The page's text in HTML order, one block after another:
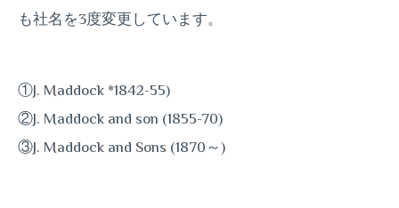
も社名を3度変更しています。
①J. Maddock *1842-55)
②J. Maddock and son (1855-70)
③J. Maddock and Sons (1870～)